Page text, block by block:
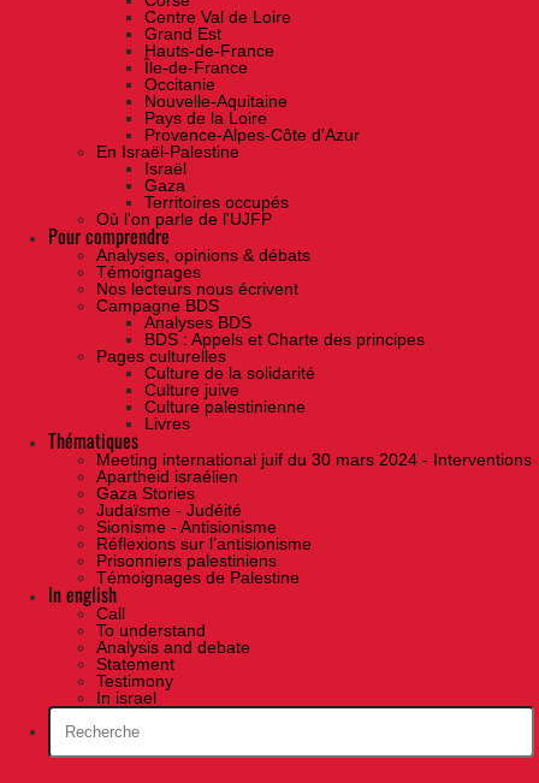
Centre Val de Loire
Grand Est
Hauts-de-France
Île-de-France
Occitanie
Nouvelle-Aquitaine
Pays de la Loire
Provence-Alpes-Côte d'Azur
En Israël-Palestine
Israël
Gaza
Territoires occupés
Où l'on parle de l'UJFP
Pour comprendre
Analyses, opinions & débats
Témoignages
Nos lecteurs nous écrivent
Campagne BDS
Analyses BDS
BDS : Appels et Charte des principes
Pages culturelles
Culture de la solidarité
Culture juive
Culture palestinienne
Livres
Thématiques
Meeting international juif du 30 mars 2024 - Interventions
Apartheid israélien
Gaza Stories
Judaïsme - Judéité
Sionisme - Antisionisme
Réflexions sur l’antisionisme
Prisonniers palestiniens
Témoignages de Palestine
In english
Call
To understand
Analysis and debate
Statement
Testimony
In israel